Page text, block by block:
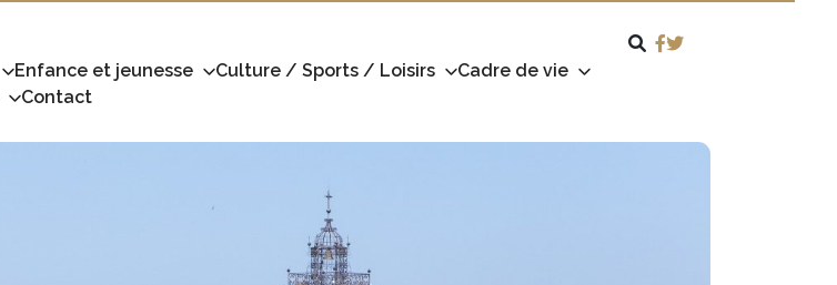
Enfance et jeunesse Culture / Sports / Loisirs
Cadre de vie
Contact